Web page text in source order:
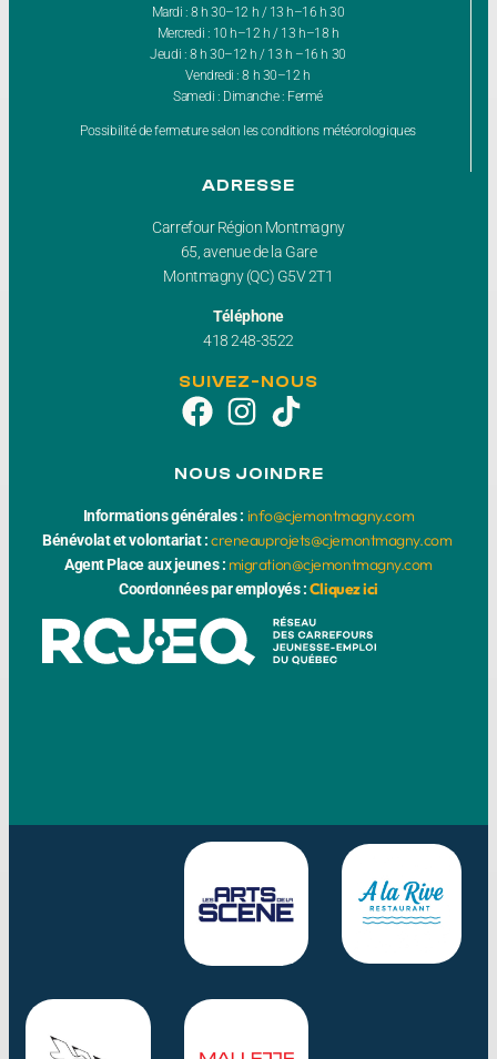
Mardi : 8 h 30–12 h / 13 h–16 h 30
Mercredi : 10 h–12 h / 13 h–18 h
Jeudi : 8 h 30–12 h / 13 h –16 h 30
Vendredi : 8 h 30–12 h
Samedi : Dimanche : Fermé
Possibilité de fermeture selon les conditions météorologiques
Carrefour Région Montmagny
65, avenue de la Gare
Montmagny (QC) G5V 2T1
Téléphone
418 248-3522
SUIVEZ-NOUS
ADRESSE
Informations générales : info@cjemontmagny.com
Bénévolat et volontariat :creneauprojets@cjemontmagny.com
Agent Place aux jeunes : migration@cjemontmagny.com
Coordonnées par employés :Cliquez ici
NOUS JOINDRE